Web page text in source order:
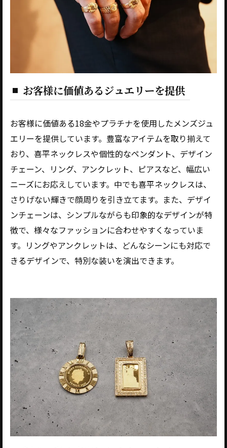
お客様に価値あるジュエリーを提供
お客様に価値ある18金やプラチナを使用したメンズジュ
エリーを提供しています。豊富なアイテムを取り揃えて
おり、喜平ネックレスや個性的なペンダント、デザイン
チェーン、リング、アンクレット、ピアスなど、幅広い
ニーズにお応えしています。中でも喜平ネックレスは、
さりげない輝きで顔周りを引き立てます。また、デザイ
ンチェーンは、シンプルながらも印象的なデザインが特
徴で、様々なファッションに合わせやすくなっていま
す。リングやアンクレットは、どんなシーンにも対応で
きるデザインで、特別な装いを演出できます。